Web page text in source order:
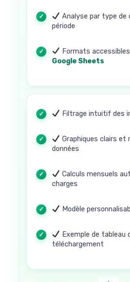
Analyse par type de
période
Formats
Google Sheets
Filtrage intuitif des
Graphiques clairs et
données
Calculs mensuels
charges
Modèle
Exemple de tableau
téléchargement